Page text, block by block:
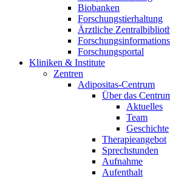
Biobanken
Forschungstierhaltung
Ärztliche
Forschungsportal
Kliniken & Institute
Zentren
Adipositas-Centrum
Über das
Aktuelles
Team
Geschichte
Therapieangebot
Sprechstunden
Aufnahme
Aufenthalt